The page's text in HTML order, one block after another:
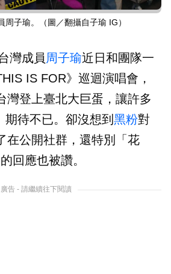
子瑜。（圖／翻攝自子瑜 IG）
灣成員 周子瑜近日和團隊一
IS FOR》巡迴演唱會，
灣登上臺北大巨蛋，讓許多
期待不已。卻沒想到 黑粉對
在公開社群，還特別「花
回應也被讚。
廣告 - 請繼續往下閱讀